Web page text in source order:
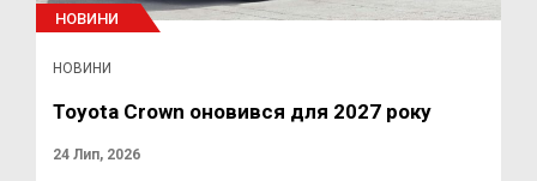
НОВИНИ
НОВИНИ
Toyota Crown оновився для 2027 року
24 Лип, 2026